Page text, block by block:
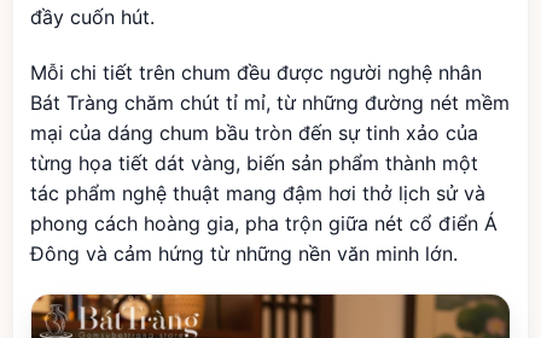
đầy cuốn hút.
Mỗi chi tiết trên chum đều được người nghệ nhân
Bát Tràng chăm chút tỉ mỉ, từ những đường nét mềm
mại của dáng chum bầu tròn đến sự tinh xảo của
từng họa tiết dát vàng, biến sản phẩm thành một
tác phẩm nghệ thuật mang đậm hơi thở lịch sử và
phong cách hoàng gia, pha trộn giữa nét cổ điển Á
Đông và cảm hứng từ những nền văn minh lớn.